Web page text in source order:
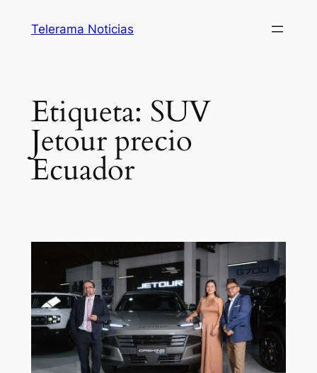
Telerama Noticias
Etiqueta: SUV
Jetour precio
Ecuador